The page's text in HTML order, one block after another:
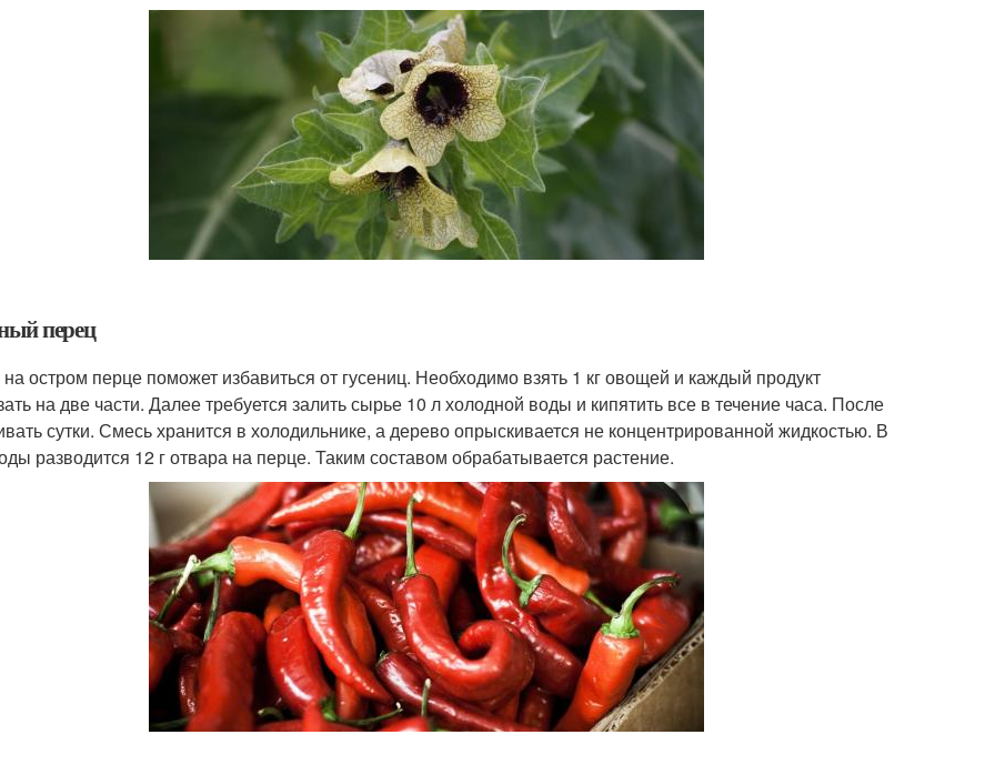
перец
остром перце поможет избавиться от гусениц. Необходимо взять 1 кг овощей и каждый продукт
на две части. Далее требуется залить сырье 10 л холодной воды и кипятить все в течение часа. После
сутки. Смесь хранится в холодильнике, а дерево опрыскивается не концентрированной жидкостью. В
разводится 12 г отвара на перце. Таким составом обрабатывается растение.